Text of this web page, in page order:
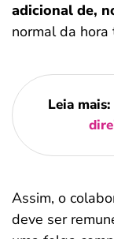
adicional de,
normal da hora
Leia mais:
Assim, o
deve ser